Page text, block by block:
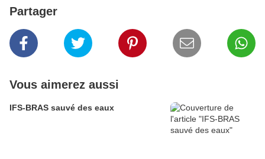
Partager
Vous aimerez aussi
IFS-BRAS sauvé des eaux